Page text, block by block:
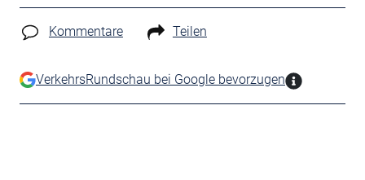
Kommentare Teilen
VerkehrsRundschau bei Google bevorzugen